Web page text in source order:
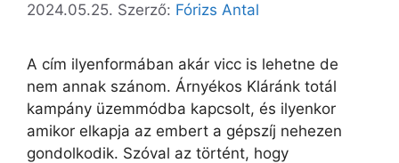
2024.05.25. Szerző: Fórizs Antal
A cím ilyenformában akár vicc is lehetne de
nem annak szánom. Árnyékos Kláránk totál
kampány üzemmódba kapcsolt, és ilyenkor
amikor elkapja az embert a gépszíj nehezen
gondolkodik. Szóval az történt, hogy